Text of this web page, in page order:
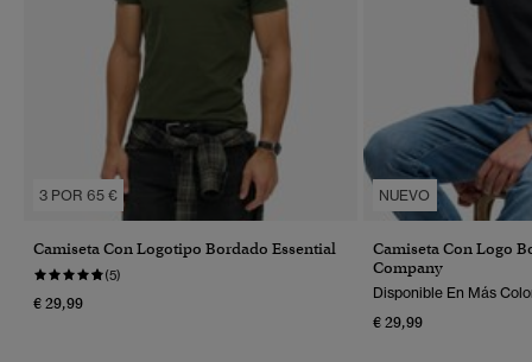
3 POR 65 €
Camiseta Con Logotipo Bordado Essential
(5)
€ 29,99
NUEVO
Camiseta Con Logo
Company
Disponible En Más
€ 29,99